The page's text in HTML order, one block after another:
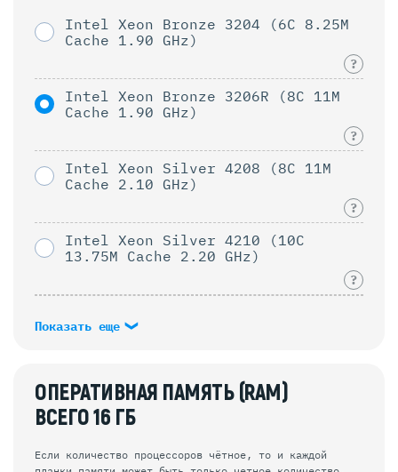
Intel Xeon Bronze 3204 (6C 8.25M
Cache 1.90 GHz)
?
Intel Xeon Bronze 3206R (8C 11M
Cache 1.90 GHz)
?
Intel Xeon Silver 4208 (8C 11M
Cache 2.10 GHz)
?
Intel Xeon Silver 4210 (10C
13.75M Cache 2.20 GHz)
?
Показать еще
ОПЕРАТИВНАЯ ПАМЯТЬ (RAM)
ВСЕГО16 ГБ
Если количество процессоров чётное, то и каждой